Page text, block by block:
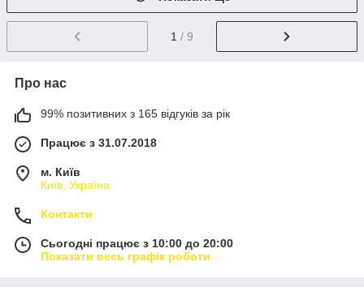
1 / 9
Про нас
99% позитивних з 165 відгуків за рік
Працює з 31.07.2018
м. Київ
Київ, Україна
Контакти
Сьогодні працює з 10:00 до 20:00
Показати весь графік роботи